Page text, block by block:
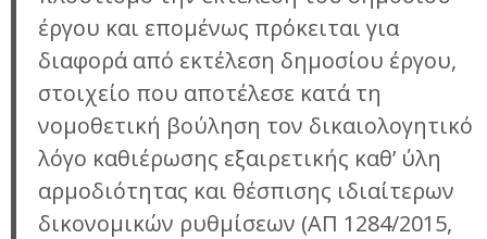
έργου και επομένως πρόκειται για
διαφορά από εκτέλεση δημοσίου έργου,
στοιχείο που αποτέλεσε κατά τη
νομοθετική βούληση τον δικαιολογητικό
λόγο καθιέρωσης εξαιρετικής καθ’ ύλη
αρμοδιότητας και θέσπισης ιδιαίτερων
δικονομικών ρυθμίσεων (ΑΠ 1284/2015,